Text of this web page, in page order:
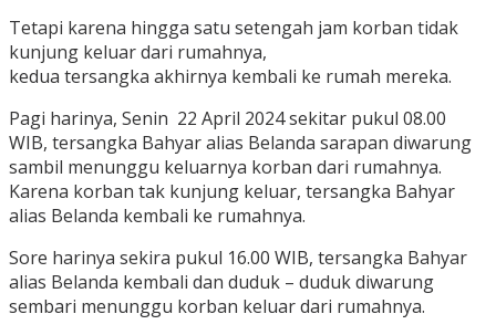
Tetapi karena hingga satu setengah jam korban tidak
kunjung keluar dari rumahnya,
kedua tersangka akhirnya kembali ke rumah mereka.
Pagi harinya, Senin 22 April 2024 sekitar pukul 08.00
WIB, tersangka Bahyar alias Belanda sarapan diwarung
sambil menunggu keluarnya korban dari rumahnya.
Karena korban tak kunjung keluar, tersangka Bahyar
alias Belanda kembali ke rumahnya.
Sore harinya sekira pukul 16.00 WIB, tersangka Bahyar
alias Belanda kembali dan duduk – duduk diwarung
sembari menunggu korban keluar dari rumahnya.